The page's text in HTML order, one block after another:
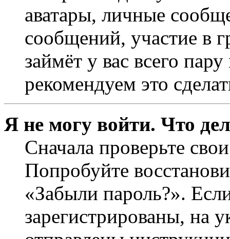
аватары, личные
сообщений, участие в
займёт у вас всего
рекомендуем это
Я не могу войти. Что
Сначала проверьте
Попробуйте
«Забыли пароль?».
зарегистрированы, на